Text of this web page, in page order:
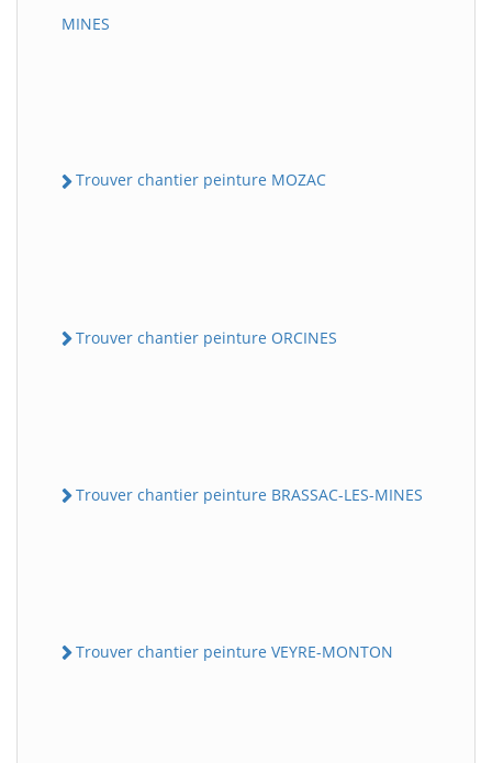
MINES
Trouver chantier peinture MOZAC
Trouver chantier peinture ORCINES
Trouver chantier peinture BRASSAC-LES-MINES
Trouver chantier peinture VEYRE-MONTON